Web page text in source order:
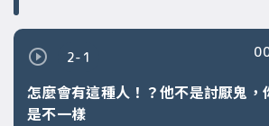
2-1
怎麼會有這種人！？他不是討厭鬼，
是不一樣